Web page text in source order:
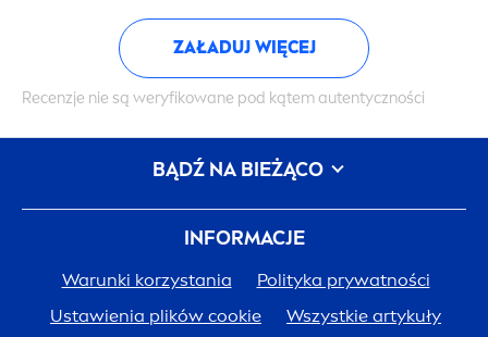
ZAŁADUJ WIĘCEJ
Recenzje nie są weryfikowane pod kątem autentyczności
INFORMACJE
Warunki korzystania
Polityka prywatności
Ustawienia plików cookie
Wszystkie artykuły
BĄDŹ NA BIEŻĄCO